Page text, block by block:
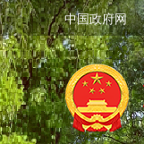
中国政府网